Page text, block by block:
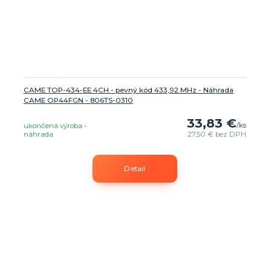
CAME TOP-434-EE 4CH - pevný kód 433,92 MHz - Náhrada
CAME OP44FGN - 806TS-0310
33,83 €/ks
27,50 € bez DPH
ukončená výroba -
náhrada
Detail